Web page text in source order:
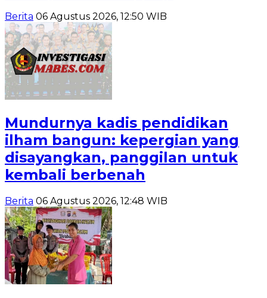
Berita 06 Agustus 2026, 12:50 WIB
Mundurnya kadis pendidikan
ilham bangun: kepergian yang
disayangkan, panggilan untuk
kembali berbenah
Berita 06 Agustus 2026, 12:48 WIB